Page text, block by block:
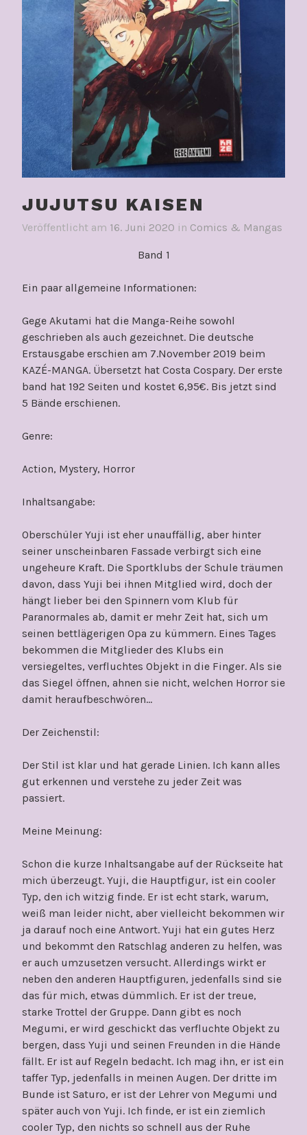
JUJUTSU KAISEN
Veröffentlicht am 16. Juni 2020 in Comics & Mangas
Band 1
Ein paar allgemeine Informationen:
Gege Akutami hat die Manga-Reihe sowohl
geschrieben als auch gezeichnet. Die deutsche
Erstausgabe erschien am 7.November 2019 beim
KAZÉ-MANGA. Übersetzt hat Costa Cospary. Der erste
band hat 192 Seiten und kostet 6,95€. Bis jetzt sind
5 Bände erschienen.
Genre:
Action, Mystery, Horror
Inhaltsangabe:
Oberschüler Yuji ist eher unauffällig, aber hinter
seiner unscheinbaren Fassade verbirgt sich eine
ungeheure Kraft. Die Sportklubs der Schule träumen
davon, dass Yuji bei ihnen Mitglied wird, doch der
hängt lieber bei den Spinnern vom Klub für
Paranormales ab, damit er mehr Zeit hat, sich um
seinen bettlägerigen Opa zu kümmern. Eines Tages
bekommen die Mitglieder des Klubs ein
versiegeltes, verfluchtes Objekt in die Finger. Als sie
das Siegel öffnen, ahnen sie nicht, welchen Horror sie
damit heraufbeschwören…
Der Zeichenstil:
Der Stil ist klar und hat gerade Linien. Ich kann alles
gut erkennen und verstehe zu jeder Zeit was
passiert.
Meine Meinung:
Schon die kurze Inhaltsangabe auf der Rückseite hat
mich überzeugt. Yuji, die Hauptfigur, ist ein cooler
Typ, den ich witzig finde. Er ist echt stark, warum,
weiß man leider nicht, aber vielleicht bekommen wir
ja darauf noch eine Antwort. Yuji hat ein gutes Herz
und bekommt den Ratschlag anderen zu helfen, was
er auch umzusetzen versucht. Allerdings wirkt er
neben den anderen Hauptfiguren, jedenfalls sind sie
das für mich, etwas dümmlich. Er ist der treue,
starke Trottel der Gruppe. Dann gibt es noch
Megumi, er wird geschickt das verfluchte Objekt zu
bergen, dass Yuji und seinen Freunden in die Hände
fällt. Er ist auf Regeln bedacht. Ich mag ihn, er ist ein
taffer Typ, jedenfalls in meinen Augen. Der dritte im
Bunde ist Saturo, er ist der Lehrer von Megumi und
später auch von Yuji. Ich finde, er ist ein ziemlich
cooler Typ, den nichts so schnell aus der Ruhe